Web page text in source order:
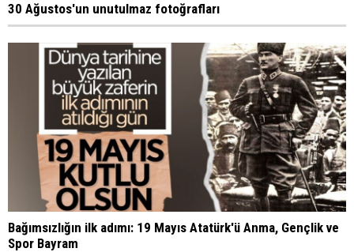
30 Ağustos'un unutulmaz fotoğrafları
Bağımsızlığın ilk adımı: 19 Mayıs Atatürk'ü Anma, Gençlik ve
Spor Bayram